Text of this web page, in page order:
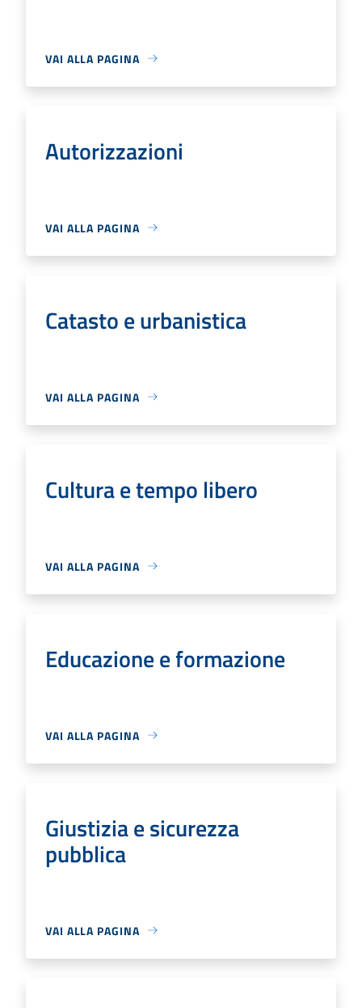
VAI ALLA PAGINA
Autorizzazioni
VAI ALLA PAGINA
Catasto e urbanistica
VAI ALLA PAGINA
Cultura e tempo libero
VAI ALLA PAGINA
Educazione e formazione
VAI ALLA PAGINA
Giustizia e sicurezza
pubblica
VAI ALLA PAGINA